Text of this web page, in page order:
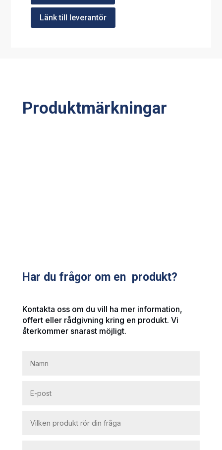
Länk till leverantör
Produktmärkningar
Har du frågor om en produkt?
Kontakta oss om du vill ha mer information,
offert eller rådgivning kring en produkt. Vi
återkommer snarast möjligt.